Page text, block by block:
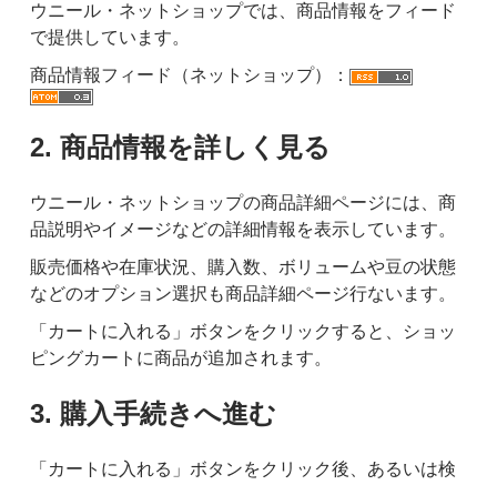
ウニール・ネットショップでは、商品情報をフィード
で提供しています。
商品情報フィード（ネットショップ）：
2. 商品情報を詳しく見る
ウニール・ネットショップの商品詳細ページには、商
品説明やイメージなどの詳細情報を表示しています。
販売価格や在庫状況、購入数、ボリュームや豆の状態
などのオプション選択も商品詳細ページ行ないます。
「カートに入れる」ボタンをクリックすると、ショッ
ピングカートに商品が追加されます。
3. 購入手続きへ進む
「カートに入れる」ボタンをクリック後、あるいは検